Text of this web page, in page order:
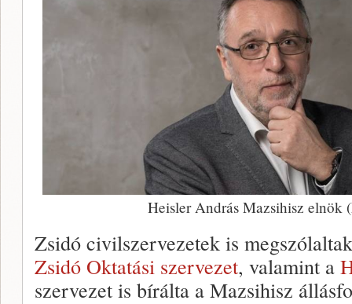
Heisler András Mazsihisz elnök
Zsidó civilszervezetek is
Zsidó Oktatási szervezet, valamint a
szervezet is bírálta a Mazsihisz